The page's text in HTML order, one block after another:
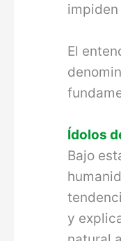
El
Ídolos
Bajo
y